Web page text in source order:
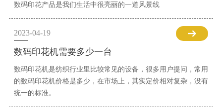
数码印花产品是我们生活中很亮丽的一道风景线
2023-04-19
数码印花机需要多少一台
数码印花机是纺织行业里比较常见的设备，很多用户提问，常用
的数码印花机价格是多少，在市场上，其实定价相对复杂，没有
统一的标准。